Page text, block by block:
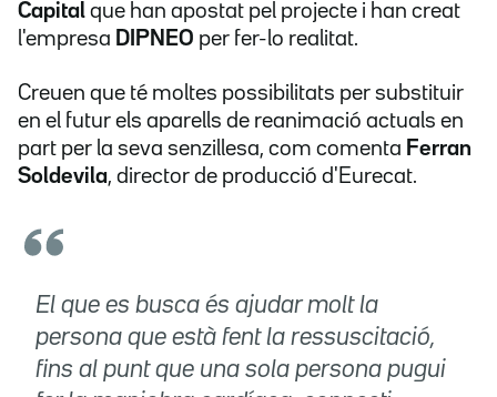
Capital que han apostat pel projecte i han creat
l'empresa DIPNEO per fer-lo realitat.
Creuen que té moltes possibilitats per substituir
en el futur els aparells de reanimació actuals en
part per la seva senzillesa, com comenta Ferran
Soldevila, director de producció d'Eurecat.
El que es busca és ajudar molt la
persona que està fent la ressuscitació,
fins al punt que una sola persona pugui